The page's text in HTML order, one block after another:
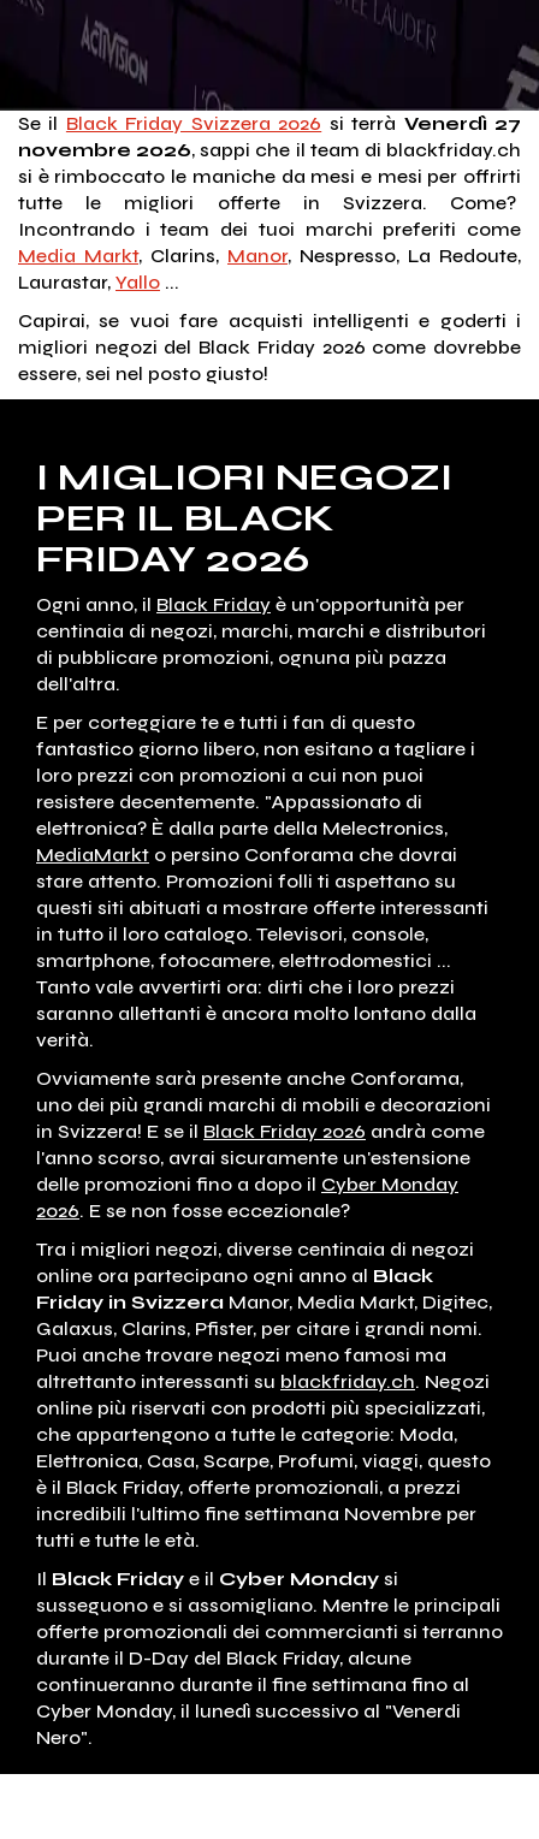
Se il Black Friday Svizzera 2026 si terrà Venerdì 27
novembre 2026, sappi che il team di blackfriday.ch
si è rimboccato le maniche da mesi e mesi per offrirti
tutte le migliori offerte in Svizzera. Come?
Incontrando i team dei tuoi marchi preferiti come
Media Markt, Clarins, Manor, Nespresso, La Redoute,
Laurastar, Yallo ...
Capirai, se vuoi fare acquisti intelligenti e goderti i
migliori negozi del Black Friday 2026 come dovrebbe
essere, sei nel posto giusto!
I MIGLIORI NEGOZI
PER IL BLACK
FRIDAY 2026
Ogni anno, il Black Friday è un'opportunità per
centinaia di negozi, marchi, marchi e distributori
di pubblicare promozioni, ognuna più pazza
dell'altra.
E per corteggiare te e tutti i fan di questo
fantastico giorno libero, non esitano a tagliare i
loro prezzi con promozioni a cui non puoi
resistere decentemente. "Appassionato di
elettronica? È dalla parte della Melectronics,
MediaMarkt o persino Conforama che dovrai
stare attento. Promozioni folli ti aspettano su
questi siti abituati a mostrare offerte interessanti
in tutto il loro catalogo. Televisori, console,
smartphone, fotocamere, elettrodomestici ...
Tanto vale avvertirti ora: dirti che i loro prezzi
saranno allettanti è ancora molto lontano dalla
verità.
Ovviamente sarà presente anche Conforama,
uno dei più grandi marchi di mobili e decorazioni
in Svizzera! E se il Black Friday 2026 andrà come
l'anno scorso, avrai sicuramente un'estensione
delle promozioni fino a dopo il Cyber ​​Monday
2026. E se non fosse eccezionale?
Tra i migliori negozi, diverse centinaia di negozi
online ora partecipano ogni anno al Black
Friday in Svizzera Manor, Media Markt, Digitec,
Galaxus, Clarins, Pfister, per citare i grandi nomi.
Puoi anche trovare negozi meno famosi ma
altrettanto interessanti su blackfriday.ch. Negozi
online più riservati con prodotti più specializzati,
che appartengono a tutte le categorie: Moda,
Elettronica, Casa, Scarpe, Profumi, viaggi, questo
è il Black Friday, offerte promozionali, a prezzi
incredibili l'ultimo fine settimana Novembre per
tutti e tutte le età.
Il Black Friday e il Cyber ​​Monday si
susseguono e si assomigliano. Mentre le principali
offerte promozionali dei commercianti si terranno
durante il D-Day del Black Friday, alcune
continueranno durante il fine settimana fino al
Cyber ​​Monday, il lunedì successivo al "Venerdi
Nero".